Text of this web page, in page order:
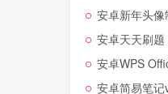
安卓新年头像
安卓天天刷题
安卓WPS
安卓简易笔